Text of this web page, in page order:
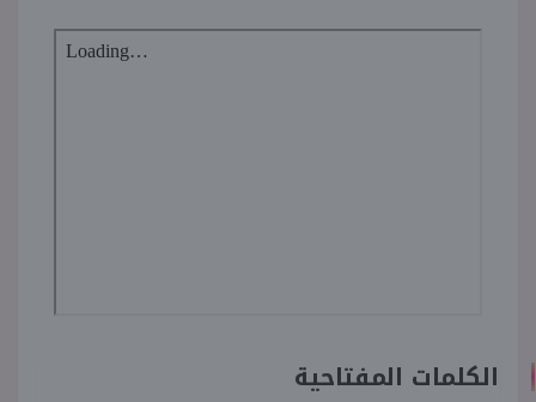
الكلمات المفتاحية